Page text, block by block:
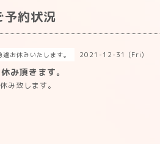
予約状況
遽お休みいたします。 2021-12-31 (Fri)
み頂きます。
み致します。